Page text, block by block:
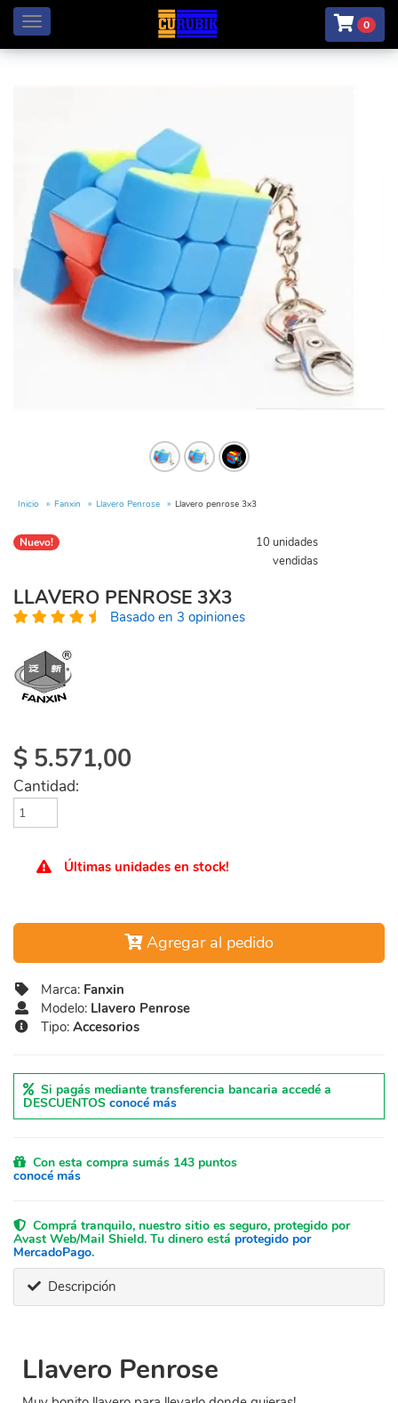
Menú 0
Inicio Fanxin Llavero Penrose Llavero penrose 3x3
Nuevo!
10 unidades
vendidas
LLAVERO PENROSE 3X3
Basado en 3 opiniones
$ 5.571,00
Cantidad:
Últimas unidades en stock!
Agregar al pedido
Marca: Fanxin
Modelo: Llavero Penrose
Tipo: Accesorios
Si pagás mediante transferencia bancaria accedé a
DESCUENTOS conocé más
Con esta compra sumás 143 puntos
conocé más
Comprá tranquilo, nuestro sitio es seguro, protegido por
Avast Web/Mail Shield. Tu dinero está protegido por
MercadoPago.
Descripción
Llavero Penrose